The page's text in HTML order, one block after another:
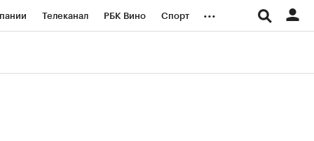
Телеканал РБК Вино Спорт ...